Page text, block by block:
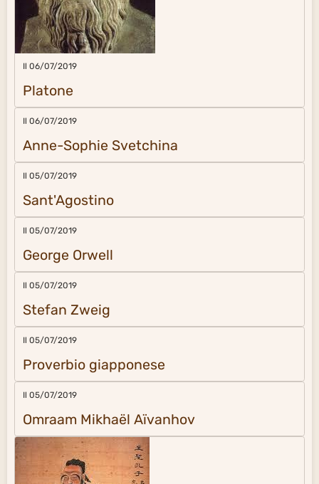
Il 06/07/2019
Platone
Il 06/07/2019
Anne-Sophie Svetchina
Il 05/07/2019
Sant'Agostino
Il 05/07/2019
George Orwell
Il 05/07/2019
Stefan Zweig
Il 05/07/2019
Proverbio giapponese
Il 05/07/2019
Omraam Mikhaël Aïvanhov